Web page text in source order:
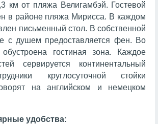
км от пляжа Велигамбэй. Гостевой
в районе пляжа Мирисса. В каждом
письменный стол. В собственной
с душем предоставляется фен. Во
гостиная зона. Каждое
сервируется континентальный
круглосуточной стойки
на английском и немецком
удобства: